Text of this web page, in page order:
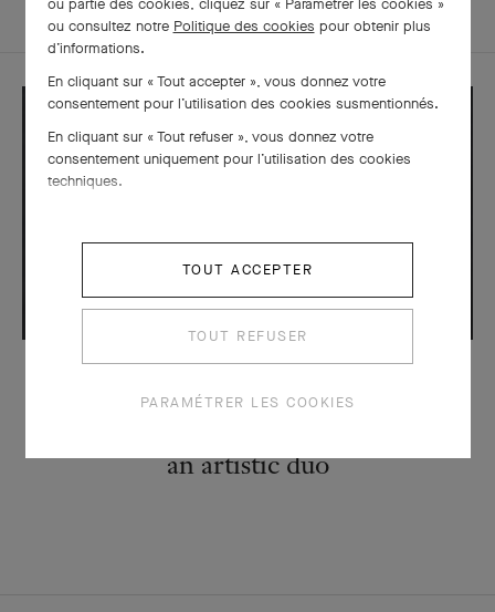
an artistic duo
ou partie des cookies, cliquez sur « Paramétrer les cookies »
ou consultez notre Politique des cookies pour obtenir plus
d’informations.
En cliquant sur « Tout accepter », vous donnez votre
consentement pour l’utilisation des cookies susmentionnés.
En cliquant sur « Tout refuser », vous donnez votre
consentement uniquement pour l’utilisation des cookies
techniques.
TOUT ACCEPTER
TOUT REFUSER
PARAMÉTRER LES COOKIES